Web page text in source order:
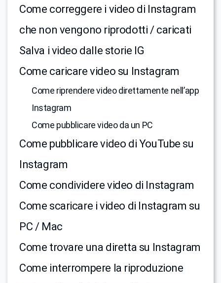
Come correggere i video di Instagram
che non vengono riprodotti / caricati
Salva i video dalle storie IG
Come caricare video su Instagram
Come riprendere video direttamente nell’app
Instagram
Come pubblicare video da un PC
Come pubblicare video di YouTube su
Instagram
Come condividere video di Instagram
Come scaricare i video di Instagram su
PC / Mac
Come trovare una diretta su Instagram
Come interrompere la riproduzione